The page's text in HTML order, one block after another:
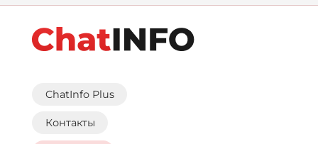
ChatInfo Plus
Контакты